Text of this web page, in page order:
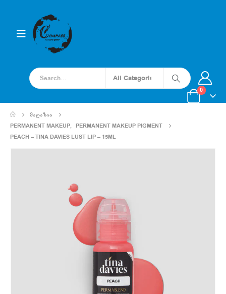
0
ᲛᲐᲦᲐᲖᲘᲐ
PERMANENT MAKEUP, PERMANENT MAKEUP PIGMENT
PEACH – TINA DAVIES LUST LIP – 15ML